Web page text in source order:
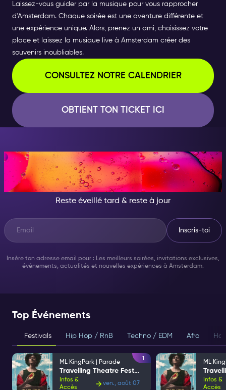
Laissez-vous guider par la musique pour vous rapprocher
d'Amsterdam. Chaque soirée est une aventure différente et
une expérience unique. Alors, prenez un ami, choisissez votre
place et laissez la musique live à Amsterdam créer des
souvenirs inoubliables.
CONSULTEZ NOTRE CALENDRIER
OBTIENT TON TICKET ICI
CE SOIR, DEVIENS
QUELQU'UN D'INCROYABLE
Reste éveillé tard & reste à jour
Inscris-toi
Insère ton adresse email pour : Les meilleurs soirées, invitations exclusives,
événements, actualités et nouvelles expériences à Amsterdam.
Top Événements
Festivals Hip Hop / RnB Techno / EDM Afro
ML KingPark | Parade
Travelling Theatre Festival
Infos &
Accès
ven., août 07
1
ML
Infos &
Accès